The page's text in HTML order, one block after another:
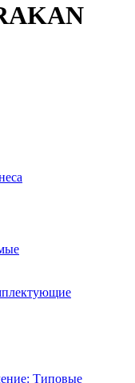
Типовые